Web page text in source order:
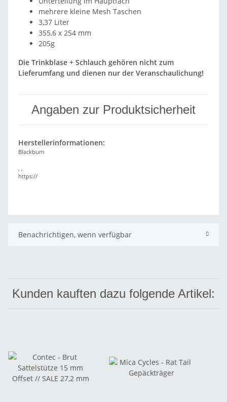
mehrere kleine Mesh Taschen
3,37 Liter
355,6 x 254 mm
205g
Die Trinkblase + Schlauch gehören nicht zum
Lieferumfang und dienen nur der Veranschaulichung!
Angaben zur Produktsicherheit
Herstellerinformationen:
Blackburn
https://
Benachrichtigen, wenn verfügbar
Kunden kauften dazu folgende Artikel: